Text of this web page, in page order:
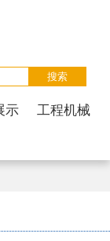
示 工程机械